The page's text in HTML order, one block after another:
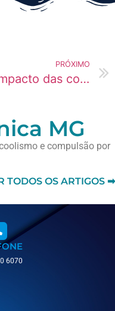
PRÓXIMO
O impacto das comparações sociais no comportamento
MG
e compulsão por
TODOS OS ARTIGOS ➡
6070